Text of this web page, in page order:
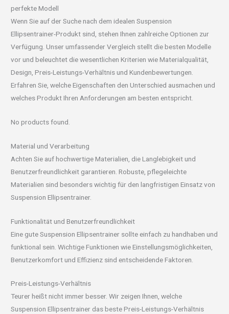
perfekte Modell
Wenn Sie auf der Suche nach dem idealen Suspension
Ellipsentrainer-Produkt sind, stehen Ihnen zahlreiche Optionen zur
Verfügung. Unser umfassender Vergleich stellt die besten Modelle
vor und beleuchtet die wesentlichen Kriterien wie Materialqualität,
Design, Preis-Leistungs-Verhältnis und Kundenbewertungen.
Erfahren Sie, welche Eigenschaften den Unterschied ausmachen und
welches Produkt Ihren Anforderungen am besten entspricht.
No products found.
Material und Verarbeitung
Achten Sie auf hochwertige Materialien, die Langlebigkeit und
Benutzerfreundlichkeit garantieren. Robuste, pflegeleichte
Materialien sind besonders wichtig für den langfristigen Einsatz von
Suspension Ellipsentrainer.
Funktionalität und Benutzerfreundlichkeit
Eine gute Suspension Ellipsentrainer sollte einfach zu handhaben und
funktional sein. Wichtige Funktionen wie Einstellungsmöglichkeiten,
Benutzerkomfort und Effizienz sind entscheidende Faktoren.
Preis-Leistungs-Verhältnis
Teurer heißt nicht immer besser. Wir zeigen Ihnen, welche
Suspension Ellipsentrainer das beste Preis-Leistungs-Verhältnis